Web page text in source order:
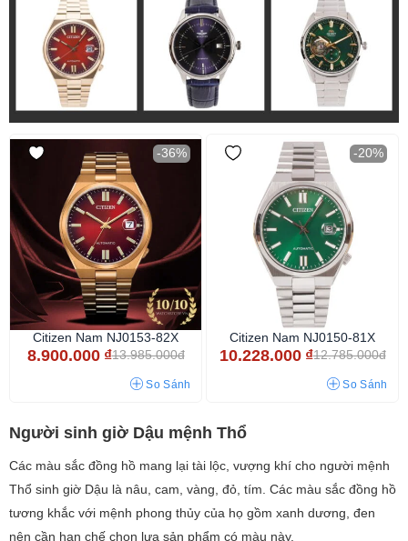
-36%
Citizen Nam NJ0153-82X
8.900.000 ₫13.985.000đ
So Sánh
-20%
Citizen Nam NJ0150-81X
10.228.000 ₫12.785.000đ
So Sánh
Người sinh giờ Dậu mệnh Thổ
Các màu sắc đồng hồ mang lại tài lộc, vượng khí cho người mệnh
Thổ sinh giờ Dậu là nâu, cam, vàng, đỏ, tím. Các màu sắc đồng hồ
tương khắc với mệnh phong thủy của họ gồm xanh dương, đen
nên cần hạn chế chọn lựa sản phẩm có màu này.